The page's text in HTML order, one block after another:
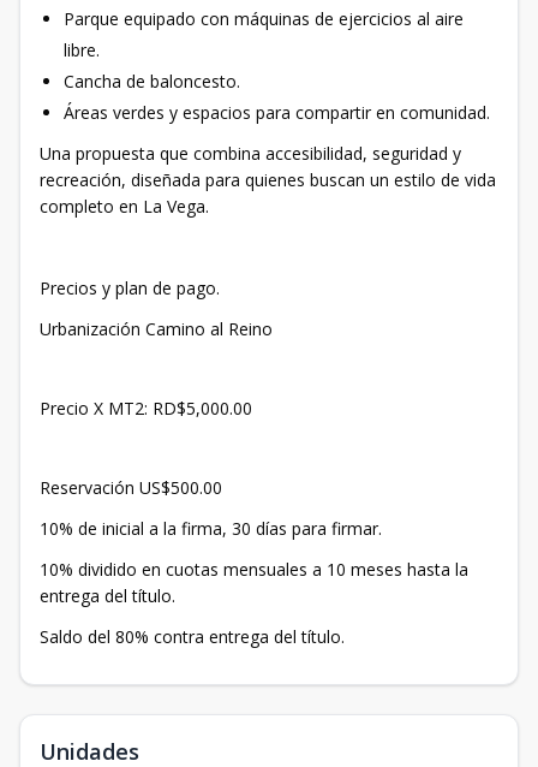
Parque equipado con máquinas de ejercicios al aire
libre.
Cancha de baloncesto.
Áreas verdes y espacios para compartir en comunidad.
Una propuesta que combina accesibilidad, seguridad y
recreación, diseñada para quienes buscan un estilo de vida
completo en La Vega.
Precios y plan de pago.
Urbanización Camino al Reino
Precio X MT2: RD$5,000.00
Reservación US$500.00
10% de inicial a la firma, 30 días para firmar.
10% dividido en cuotas mensuales a 10 meses hasta la
entrega del título.
Saldo del 80% contra entrega del título.
Unidades